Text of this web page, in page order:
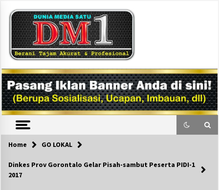
content
DM1
Home GO LOKAL
Dinkes Prov Gorontalo Gelar Pisah-sambut Peserta PIDI-1
2017